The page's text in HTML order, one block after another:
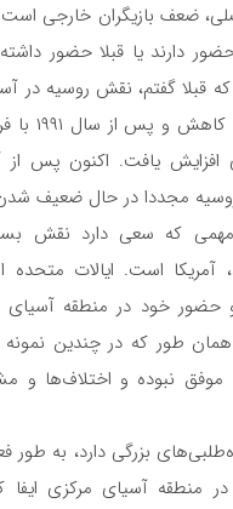
ضعف بازیگران خارجی
دارند یا قبلا حضور
قبلا گفتم، نقش روسیه در
اواخر دهه
افزایش یافت. اکنون پس از
روسیه مجددا در حال ضعیف
مهمی که سعی دارد نقش
آمریکا است. ایالات متحده
حضور خود در منطقه
طور که در چندین نمونه
نبوده و اختلاف‌ها و
بزرگی دارد، به طور
منطقه آسیای مرکزی ایفا